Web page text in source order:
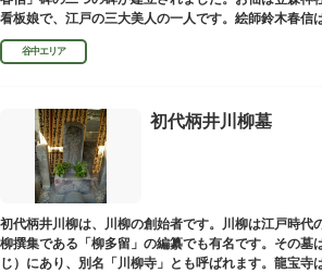
看板娘で、江戸の三大美人の一人です。絵師鈴木春信
い絵画様式である多色刷り版画「錦絵」に描きました。
谷中エリア
初代柄井川柳墓
初代柄井川柳は、川柳の創始者です。川柳は江戸時代
柳撰集である「柳多留」の編纂でも有名です。その墓
じ）にあり、別名「川柳寺」とも呼ばれます。龍宝寺